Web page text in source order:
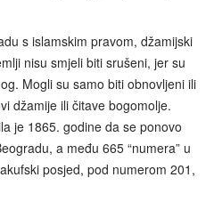
s islamskim pravom, džamijski
nisu smjeli biti srušeni, jer su
Mogli su samo biti obnovljeni ili
džamije ili čitave bogomolje.
je 1865. godine da se ponovo
a među 665 “numera” u
posjed, pod numerom 201,